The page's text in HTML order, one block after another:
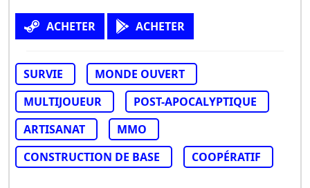
ACHETER ACHETER
SURVIE
MONDE OUVERT
MULTIJOUEUR
POST-APOCALYPTIQUE
ARTISANAT
MMO
CONSTRUCTION DE BASE
COOPÉRATIF